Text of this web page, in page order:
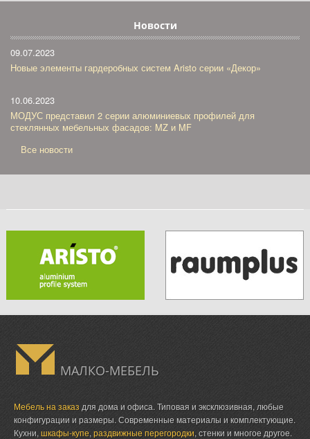
Новости
09.07.2023
Новые элементы гардеробных систем Aristo серии «Декор»
10.06.2023
МОДУС представил 2 серии алюминиевых профилей для
стеклянных мебельных фасадов: MZ и MF
Все новости
МАЛКО-МЕБЕЛЬ
Мебель на заказ для дома и офиса. Типовая и эксклюзивная, любые
конфигурации и размеры. Современные материалы и комплектующие.
Кухни, шкафы-купе, раздвижные перегородки, стенки и многое другое.